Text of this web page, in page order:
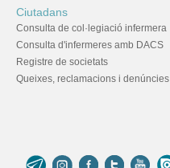
Ciutadans
Consulta de col·legiació infermera
Consulta d'infermeres amb DACS
Registre de societats
Queixes, reclamacions i denúncies